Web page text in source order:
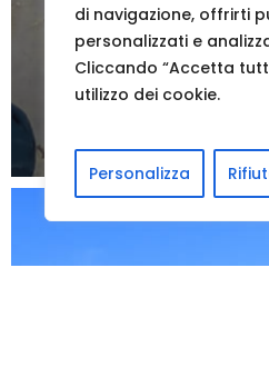
di navigazione, offrirti
personalizzati e
Cliccando “Accetta
utilizzo dei cookie.
Personalizza
ESPACES NATURELS
Explorez le parc naturel